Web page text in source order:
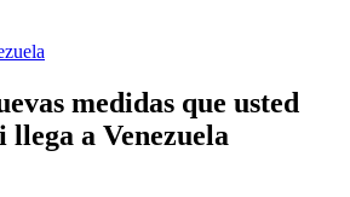
medidas que usted
llega a Venezuela